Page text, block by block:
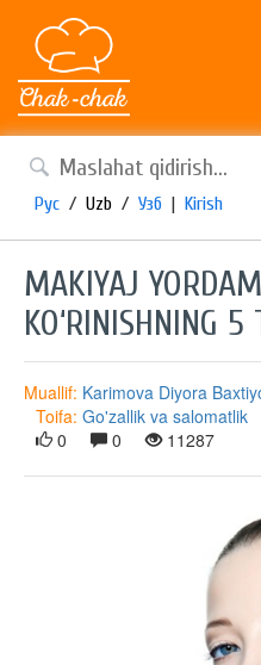
Рус / Uzb / Узб | Kirish
MAKIYAJ
KO‘RINISHNING 5
Muallif: Karimova Diyora
Toifa: Go'zallik va salomatlik
0
0 11287